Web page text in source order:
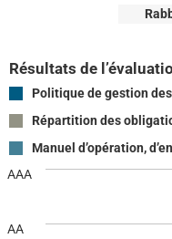
Résultats de
Politique de gestion
Répartition des
Manuel d’opération,
AAA
AA